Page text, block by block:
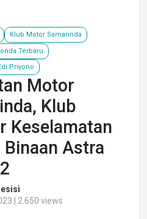
Klub Motor Samarinda
Terbaru
Priyono
Motor
Klub
Keselamatan
Astra
| 2.650 views